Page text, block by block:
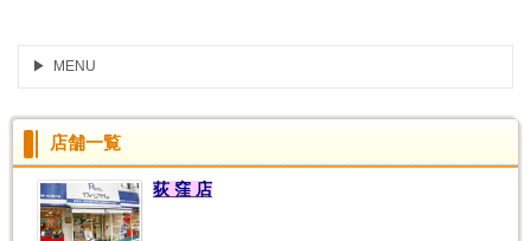
MENU
店舗一覧
荻 窪 店